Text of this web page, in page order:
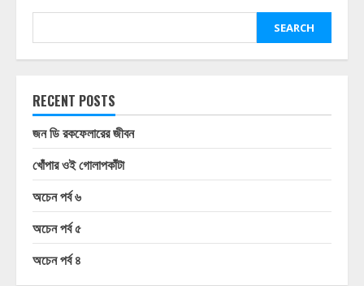
SEARCH
RECENT POSTS
জন ডি রকফেলারের জীবন
খোঁপার ওই গোলাপকাঁটা
অচেন পর্ব ৬
অচেন পর্ব ৫
অচেন পর্ব ৪